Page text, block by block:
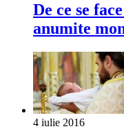
De ce se
anumite
4 iulie 2016